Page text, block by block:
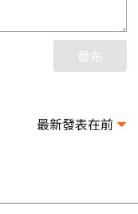
發布
最新發表在前